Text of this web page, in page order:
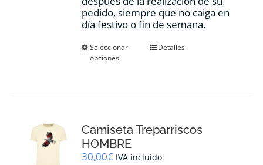
pedido, siempre que no caiga en
día festivo o fin de semana.
Seleccionar
opciones
Este
se
elegir
Detalles
Camiseta Treparriscos
HOMBRE
30,00€ IVA incluido